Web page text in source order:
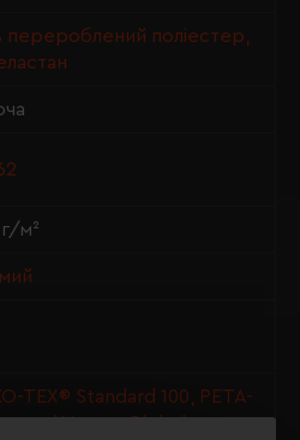
перероблений поліестер,
м²
TEX® Standard 100, PETA-
Vegan, Global